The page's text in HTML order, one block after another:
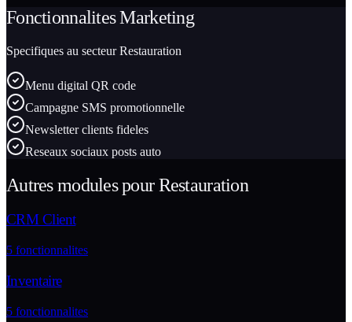
FonctionnalitesMarketing
Specifiques au secteurRestauration
Menu digital QR code
Campagne SMS promotionnelle
Newsletter clients fideles
Reseaux sociaux posts auto
Autres modules pourRestauration
CRM Client
5 fonctionnalites
Inventaire
5 fonctionnalites